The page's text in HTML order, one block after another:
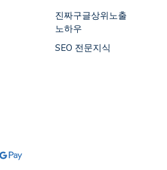
진짜구글상위노출
노하우
SEO 전문지식